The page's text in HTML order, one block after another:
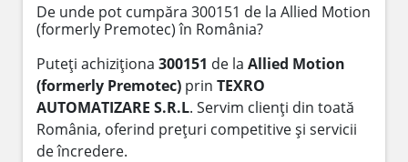
De unde pot cumpăra 300151 de la Allied Motion
(formerly Premotec) în România?
Puteți achiziționa 300151 de la Allied Motion
(formerly Premotec) prin TEXRO
AUTOMATIZARE S.R.L. Servim clienți din toată
România, oferind prețuri competitive și servicii
de încredere.